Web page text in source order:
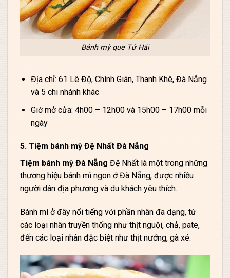
Bánh mỳ que Tứ Hải
Địa chỉ: 61 Lê Độ, Chính Gián, Thanh Khê, Đà Nẵng
và 5 chi nhánh khác
Giờ mở cửa: 4h00 – 12h00 và 15h00 – 17h00 mỗi
ngày
5. Tiệm bánh mỳ Đệ Nhất Đà Nẵng
Tiệm bánh mỳ Đà Nẵng Đệ Nhất là một trong những
thương hiệu bánh mì ngon ở Đà Nẵng, được nhiều
người dân địa phương và du khách yêu thích.
Bánh mì ở đây nổi tiếng với phần nhân đa dạng, từ
các loại nhân truyền thống như thịt nguội, chả, pate,
đến các loại nhân đặc biệt như thịt nướng, gà xé.